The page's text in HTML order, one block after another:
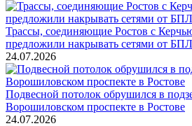
Трассы, соединяющие Ростов с
предложили накрывать сетями от
24.07.2026
Подвесной потолок обрушился в
Ворошиловском проспекте в Ростове
24.07.2026